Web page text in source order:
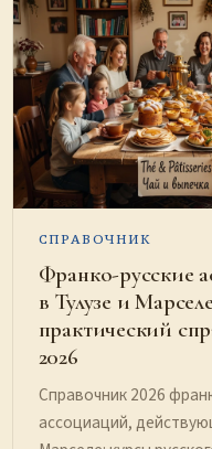
СПРАВОЧНИК
Франко-русские
в Тулузе и
практический
2026
Справочник 2026
ассоциаций,